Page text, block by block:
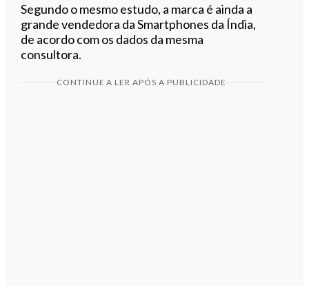
Segundo o mesmo estudo, a marca é ainda a
grande vendedora da Smartphones da Índia,
de acordo com os dados da mesma
consultora.
CONTINUE A LER APÓS A PUBLICIDADE